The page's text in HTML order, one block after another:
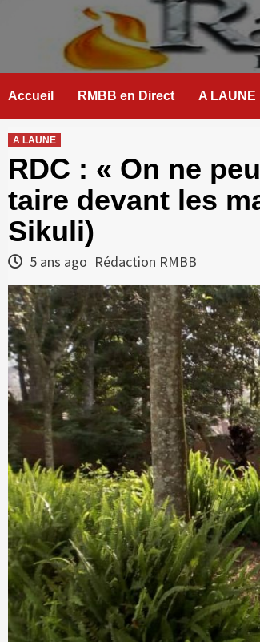
Accueil RMBB en Direct A LAUNE
A LAUNE
RDC : « On ne
taire devant les
Sikuli)
5 ans ago Rédaction RMBB